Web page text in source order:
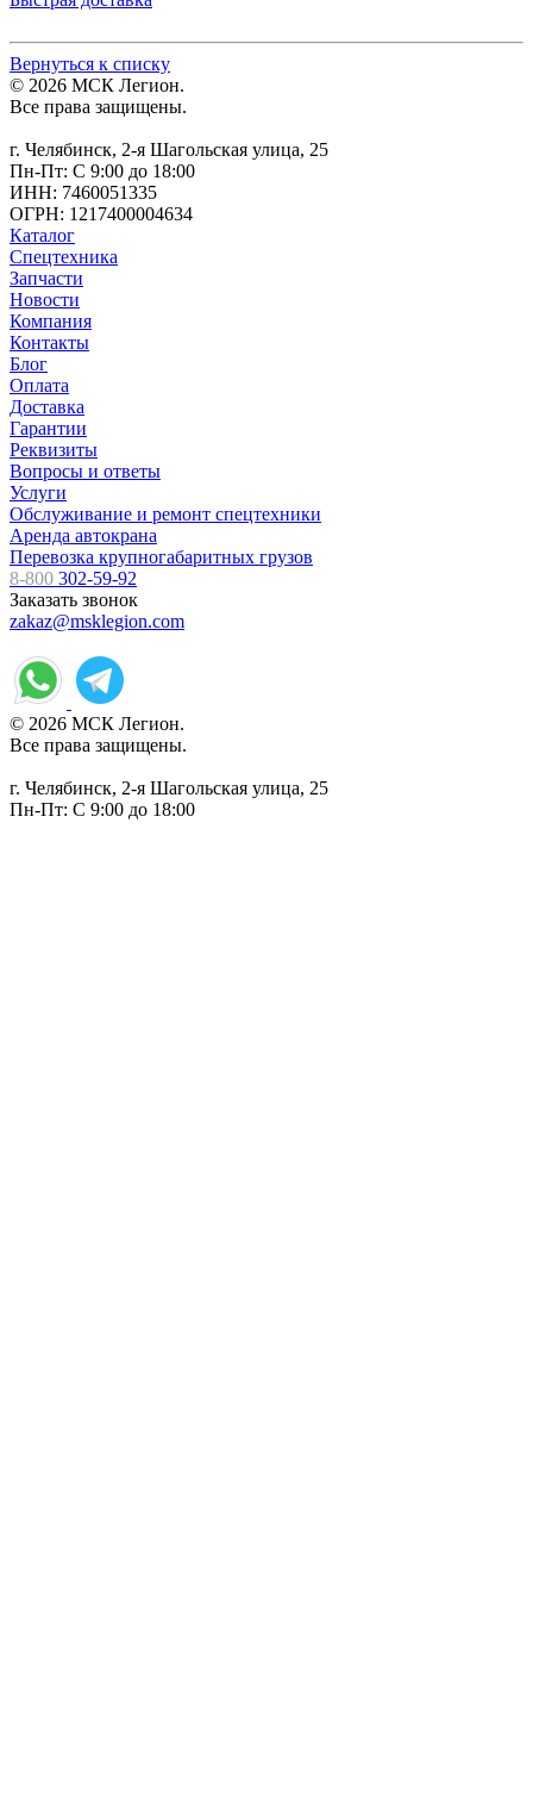
Вернуться к списку
© 2026 МСК Легион.
Все права защищены.
г. Челябинск, 2-я Шагольская улица, 25
Пн-Пт: С 9:00 до 18:00
ИНН: 7460051335
ОГРН: 1217400004634
Каталог
Спецтехника
Запчасти
Новости
Компания
Контакты
Блог
Оплата
Доставка
Гарантии
Реквизиты
Вопросы и ответы
Услуги
Обслуживание и ремонт спецтехники
Аренда автокрана
Перевозка крупногабаритных грузов
8-800 302-59-92
Заказать звонок
zakaz@msklegion.com
© 2026 МСК Легион.
Все права защищены.
г. Челябинск, 2-я Шагольская улица, 25
Пн-Пт: С 9:00 до 18:00